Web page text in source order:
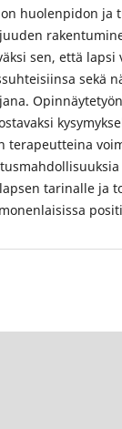
huolenpidon ja
sen, että
sekä
terapeutteina
tarinalle ja